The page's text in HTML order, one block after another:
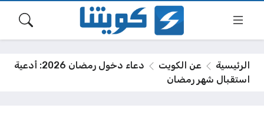
الرئيسية عن الكويت
دعاء دخول رمضان 2026: أدعية
استقبال شهر رمضان